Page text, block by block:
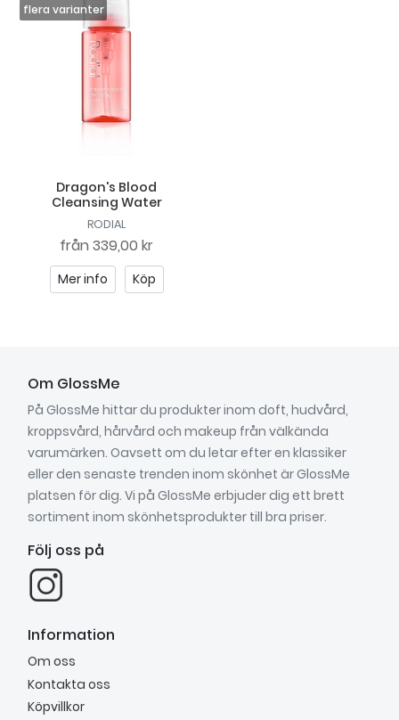
Dragon's Blood
Cleansing Water
RODIAL
från 339,00 kr
Mer info Köp
Om GlossMe
På GlossMe hittar du produkter inom doft, hudvård,
kroppsvård, hårvård och makeup från välkända
varumärken. Oavsett om du letar efter en klassiker
eller den senaste trenden inom skönhet är GlossMe
platsen för dig. Vi på GlossMe erbjuder dig ett brett
sortiment inom skönhetsprodukter till bra priser.
Följ oss på
Information
Om oss
Kontakta oss
Köpvillkor